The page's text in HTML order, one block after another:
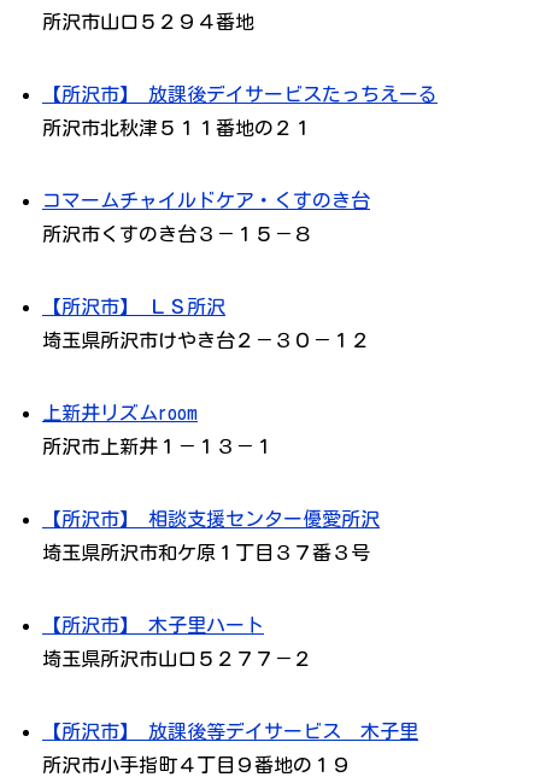
所沢市山口５２９４番地
【所沢市】 放課後デイサービスたっちえーる
所沢市北秋津５１１番地の２１
コマームチャイルドケア・くすのき台
所沢市くすのき台３－１５－８
【所沢市】 ＬＳ所沢
埼玉県所沢市けやき台２－３０－１２
上新井リズムroom
所沢市上新井１－１３－１
【所沢市】 相談支援センター優愛所沢
埼玉県所沢市和ケ原１丁目３７番３号
【所沢市】 木子里ハート
埼玉県所沢市山口５２７７－２
【所沢市】 放課後等デイサービス 木子里
所沢市小手指町４丁目９番地の１９